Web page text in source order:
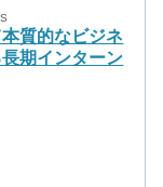
本質的なビジネ
期インターン